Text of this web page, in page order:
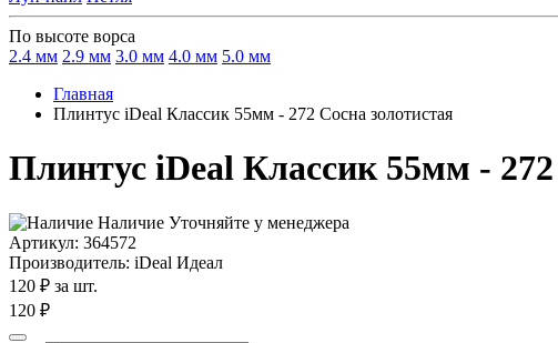
По высоте ворса
2.4 мм 2.9 мм 3.0 мм 4.0 мм 5.0 мм
Главная
Плинтус iDeal Классик 55мм - 272 Сосна золотистая
Плинтус iDeal Классик 55мм - 272
Наличие Уточняйте у менеджера
Артикул: 364572
Производитель: iDeal Идеал
120 ₽ за шт.
120 ₽